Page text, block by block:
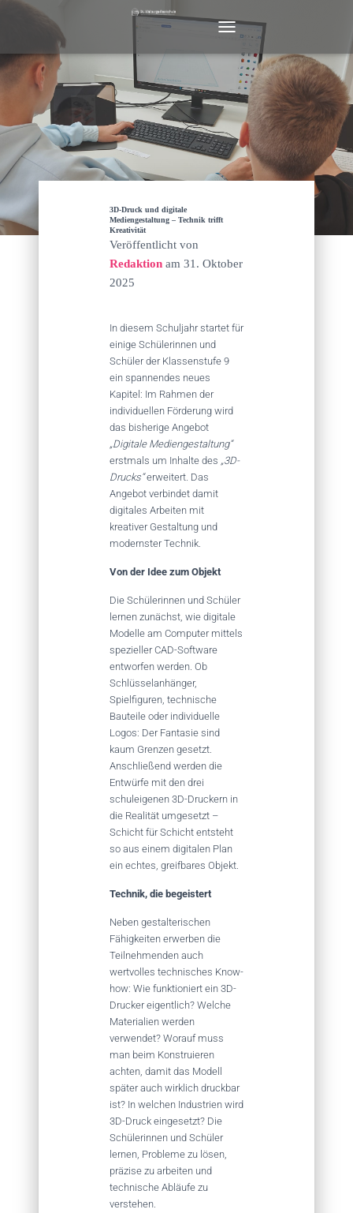
A
G
I
O
N
A
N
3D-Druck und digitale
Mediengestaltung – Technik trifft
Kreativität
Veröffentlicht von
Redaktion am 31. Oktober
2025
In diesem Schuljahr startet für
einige Schülerinnen und
Schüler der Klassenstufe 9
ein spannendes neues
Kapitel: Im Rahmen der
individuellen Förderung wird
das bisherige Angebot
„Digitale Mediengestaltung“
erstmals um Inhalte des „3D-
Drucks“erweitert. Das
Angebot verbindet damit
digitales Arbeiten mit
kreativer Gestaltung und
modernster Technik.
Von der Idee zum Objekt
Die Schülerinnen und Schüler
lernen zunächst, wie digitale
Modelle am Computer mittels
spezieller CAD-Software
entworfen werden. Ob
Schlüsselanhänger,
Spielfiguren, technische
Bauteile oder individuelle
Logos: Der Fantasie sind
kaum Grenzen gesetzt.
Anschließend werden die
Entwürfe mit den drei
schuleigenen 3D-Druckern in
die Realität umgesetzt –
Schicht für Schicht entsteht
so aus einem digitalen Plan
ein echtes, greifbares Objekt.
Technik, die begeistert
Neben gestalterischen
Fähigkeiten erwerben die
Teilnehmenden auch
wertvolles technisches Know-
how: Wie funktioniert ein 3D-
Drucker eigentlich? Welche
Materialien werden
verwendet? Worauf muss
man beim Konstruieren
achten, damit das Modell
später auch wirklich druckbar
ist? In welchen Industrien wird
3D-Druck eingesetzt? Die
Schülerinnen und Schüler
lernen, Probleme zu lösen,
präzise zu arbeiten und
technische Abläufe zu
verstehen.